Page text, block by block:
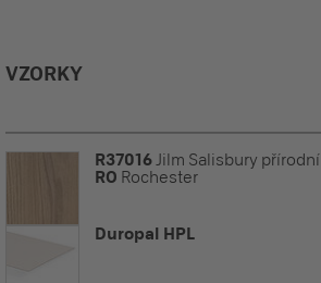
VZORKY
R37016Jilm Salisbury přírodní
RO Rochester
Duropal HPL